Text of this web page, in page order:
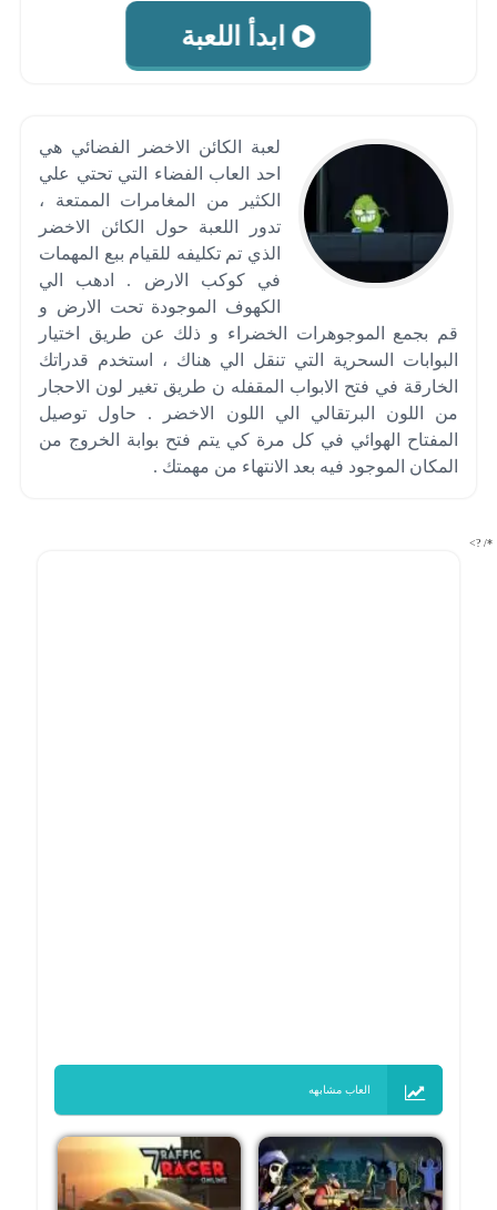
ابدأ اللعبة
لعبة الكائن الاخضر الفضائي هي
احد العاب الفضاء التي تحتي علي
الكثير من المغامرات الممتعة ،
تدور اللعبة حول الكائن الاخضر
الذي تم تكليفه للقيام ببع المهمات
في كوكب الارض . ادهب الي
الكهوف الموجودة تحت الارض و
قم بجمع الموجوهرات الخضراء و ذلك عن طريق اختيار
البوابات السحرية التي تنقل الي هناك ، استخدم قدراتك
الخارقة في فتح الابواب المقفله ن طريق تغير لون الاحجار
من اللون البرتقالي الي اللون الاخضر . حاول توصيل
المفتاح الهوائي في كل مرة كي يتم فتح بوابة الخروج من
المكان الموجود فيه بعد الانتهاء من مهمتك .
*/ ?>
العاب مشابهه